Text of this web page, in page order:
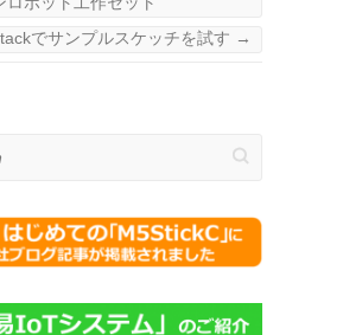
でサンプルスケッチを試す →